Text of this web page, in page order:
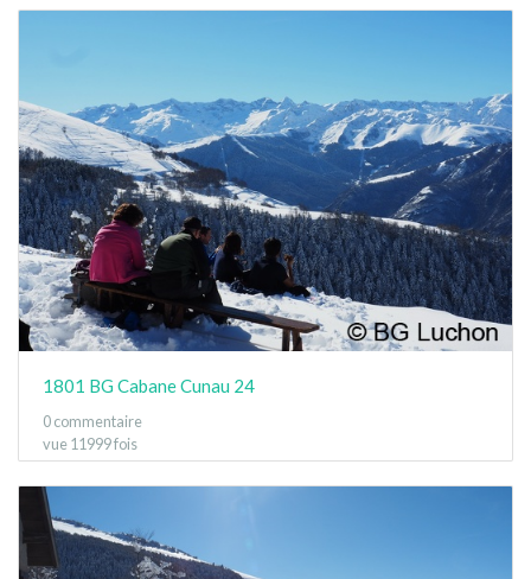
1801 BG Cabane Cunau 24
0 commentaire
vue 11999 fois